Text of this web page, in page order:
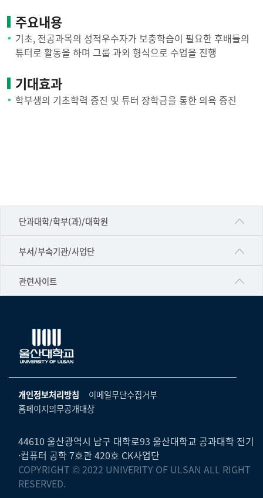
주요내용
기초, 전공과목의 성적우수자가 보충학습이 필요한 후배들의
튜터로 활동을 하며 그룹 과외 형식으로 수업을 진행
기대효과
학부생의 기초학력 증진 및 튜터 장학금을 통한 의욕 증진
단과대학/학부(과)/대학원
■인문대학
▷국어국문학부
▷일본어·일본학과
▷프랑스어·프랑스학과
▷스페인·중남미학과
▷철학·상담학과
■사회과학대학
▷사회과학부
ㆍ경제학전공
ㆍ행정학전공
부서/부속기관/사업단
공동기기센터
공학교육혁신센터
국제교류처
기초과학연구소
물리BK 미래혁신응집물질물리인재교육연구단
미래기술혁신융합형인재양성센터
반구대암각화유적보존연구소
관련사이트
건강가정지원센터
교수협의회
노동조합
생명윤리위원회
온라인 기술거래 플랫폼
울산대신문
울산대학교병원
캠퍼스안전관리
개인정보처리방침
이메일무단수집거부
홈페이지의무공개대상
44610 울산광역시 남구 대학로93 울산대학교 공과대학 전기
·컴퓨터 공학 7호관 420호 CK사업단
COPYRIGHT © 2022 UNIVERITY OF ULSAN ALL RIGHT
RESERVED.